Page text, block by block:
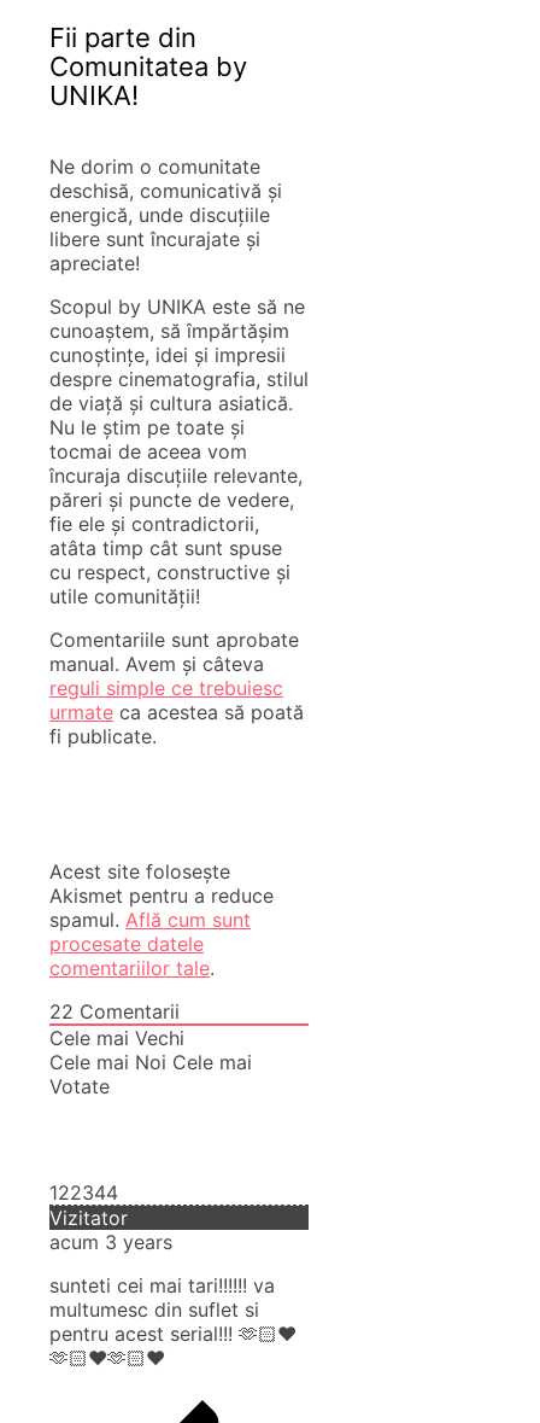
Fii parte din
Comunitatea by
UNIKA!
Ne dorim o comunitate
deschisă, comunicativă și
energică, unde discuțiile
libere sunt încurajate și
apreciate!
Scopul by UNIKA este să ne
cunoaștem, să împărtășim
cunoștințe, idei și impresii
despre cinematografia, stilul
de viață și cultura asiatică.
Nu le știm pe toate și
tocmai de aceea vom
încuraja discuțiile relevante,
păreri și puncte de vedere,
fie ele și contradictorii,
atâta timp cât sunt spuse
cu respect, constructive și
utile comunității!
Comentariile sunt aprobate
manual. Avem și câteva
reguli simple ce trebuiesc
urmate ca acestea să poată
fi publicate.
Acest site folosește
Akismet pentru a reduce
spamul. Află cum sunt
procesate datele
comentariilor tale.
22 Comentarii
Cele mai Vechi
Cele mai Noi Cele mai
Votate
122344
Vizitator
acum 3 years
sunteti cei mai tari!!!!!! va
multumesc din suflet si
pentru acest serial!!! 🫶🏻❤️
🫶🏻❤️🫶🏻❤️